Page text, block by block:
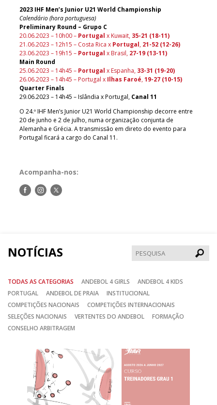
2023 IHF Men’s Junior U21 World Championship
Calendário (hora portuguesa)
Preliminary Round – Grupo C
20.06.2023 – 10h00 – Portugal x Kuwait, 35-21 (18-11)
21.06.2023 – 12h15 – Costa Rica x Portugal, 21-52 (12-26)
23.06.2023 – 19h15 – Portugal x Brasil, 27-19 (13-11)
Main Round
25.06.2023 – 14h45 – Portugal x Espanha, 33-31 (19-20)
26.06.2023 – 14h45 – Portugal x Ilhas Faroé,19-27 (10-15)
Quarter Finals
29.06.2023 – 14h45 – Islândia x Portugal, Canal 11
O 24.º IHF Men’s Junior U21 World Championship decorre entre
20 de junho e 2 de julho, numa organização conjunta de
Alemanha e Grécia. A transmissão em direto do evento para
Portugal ficará a cargo do Canal 11.
Acompanha-nos:
Siga-Siga-Siga-
NOTÍCIAS
TODAS AS CATEGORIAS ANDEBOL 4 GIRLS
ANDEBOL 4 KIDS
PORTUGAL
ANDEBOL DE PRAIA
INSTITUCIONAL
COMPETIÇÕES NACIONAIS
COMPETIÇÕES INTERNACIONAIS
SELEÇÕES NACIONAIS
VERTENTES DO ANDEBOL
FORMAÇÃO
CONSELHO ARBITRAGEM
Anterior